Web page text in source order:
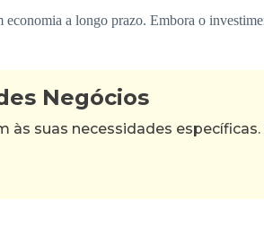
economia a longo prazo. Embora o
Negócios
suas necessidades